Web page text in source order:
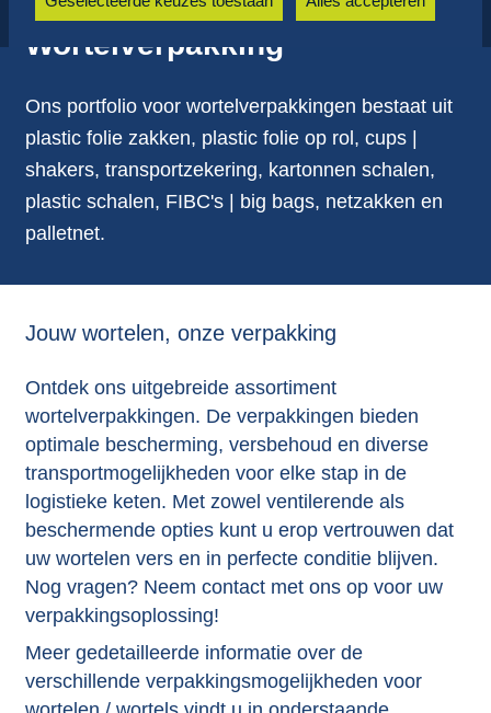
Wortelverpakking
Ons portfolio voor wortelverpakkingen bestaat uit
plastic folie zakken, plastic folie op rol, cups |
shakers, transportzekering, kartonnen schalen,
plastic schalen, FIBC's | big bags, netzakken en
palletnet.
Jouw wortelen, onze verpakking
Ontdek ons uitgebreide assortiment
wortelverpakkingen. De verpakkingen bieden
optimale bescherming, versbehoud en diverse
transportmogelijkheden voor elke stap in de
logistieke keten. Met zowel ventilerende als
beschermende opties kunt u erop vertrouwen dat
uw wortelen vers en in perfecte conditie blijven.
Nog vragen? Neem contact met ons op voor uw
verpakkingsoplossing!
Meer gedetailleerde informatie over de
verschillende verpakkingsmogelijkheden voor